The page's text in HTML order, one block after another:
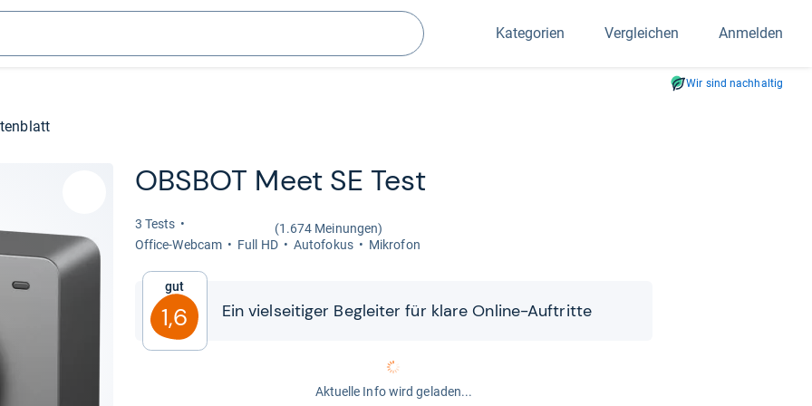
Suchen
Kategorien Vergleichen Anmelden
Wir sind nachhaltig
OBSBOT Meet SE Test
3 Tests
(1.674 Meinungen)
Office-​Web­cam
Full HD Auto­fo­kus Mikro­fon
Gut
1,6 Ein viel­sei­ti­ger Beglei­ter für klare Online-​​Auf­tritte
Aktuelle Info wird geladen...